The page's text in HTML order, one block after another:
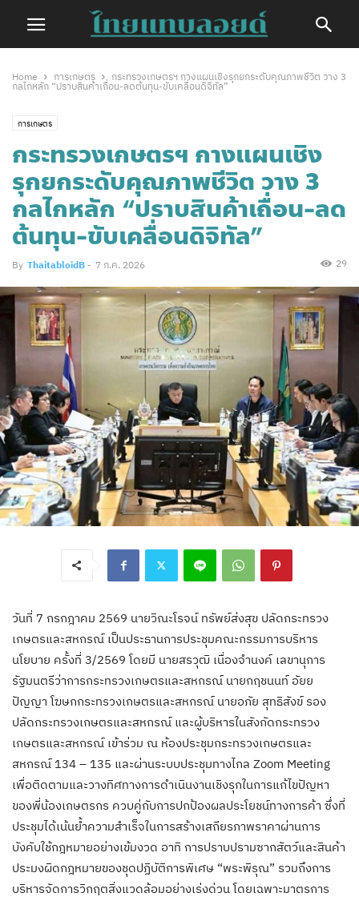
Home การเกษตร
กระทรวงเกษตรฯ กางแผนเชิงรุกยกระดับคุณภาพชีวิต วาง 3
กลไกหลัก “ปราบสินค้าเถื่อน-ลดต้นทุน-ขับเคลื่อนดิจิทัล”
การเกษตร
กระทรวงเกษตรฯ กางแผนเชิง
รุกยกระดับคุณภาพชีวิต วาง 3
กลไกหลัก “ปราบสินค้าเถื่อน-ลด
ต้นทุน-ขับเคลื่อนดิจิทัล”
By ThaitabloidB - 7 ก.ค. 2026 29
วันที่ 7 กรกฎาคม 2569 นายวิณะโรจน์ ทรัพย์ส่งสุข ปลัดกระทรวง
เกษตรและสหกรณ์ เป็นประธานการประชุมคณะกรรมการบริหาร
นโยบาย ครั้งที่ 3/2569 โดยมี นายสรวุฒิ เนื่องจำนงค์ เลขานุการ
รัฐมนตรีว่าการกระทรวงเกษตรและสหกรณ์ นายกฤชนนท์ อัยย
ปัญญา โฆษกกระทรวงเกษตรและสหกรณ์ นายอภัย สุทธิสังข์ รอง
ปลัดกระทรวงเกษตรและสหกรณ์ และผู้บริหารในสังกัดกระทรวง
เกษตรและสหกรณ์ เข้าร่วม ณ ห้องประชุมกระทรวงเกษตรและ
สหกรณ์ 134 – 135 และผ่านระบบประชุมทางไกล Zoom Meeting
เพื่อติดตามและวางทิศทางการดำเนินงานเชิงรุกในการแก้ไขปัญหา
ของพี่น้องเกษตรกร ควบคู่กับการปกป้องผลประโยชน์ทางการค้า ซึ่งที่
ประชุมได้เน้นย้ำความสำเร็จในการสร้างเสถียรภาพราคาผ่านการ
บังคับใช้กฎหมายอย่างเข้มงวด อาทิ การปราบปรามซากสัตว์และสินค้า
ประมงผิดกฎหมายของชุดปฏิบัติการพิเศษ “พระพิรุณ” รวมถึงการ
บริหารจัดการวิกฤตสิ่งแวดล้อมอย่างเร่งด่วน โดยเฉพาะมาตรการ